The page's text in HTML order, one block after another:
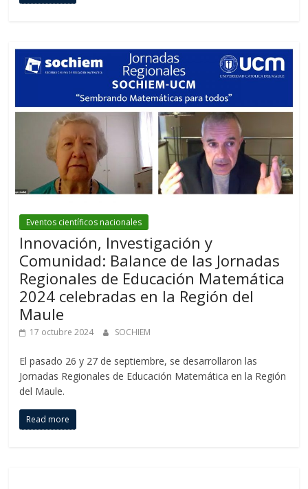
Eventos científicos nacionales
Innovación, Investigación y
Comunidad: Balance de las Jornadas
Regionales de Educación Matemática
2024 celebradas en la Región del
Maule
17 octubre 2024 SOCHIEM
El pasado 26 y 27 de septiembre, se desarrollaron las
Jornadas Regionales de Educación Matemática en la Región
del Maule.
Read more